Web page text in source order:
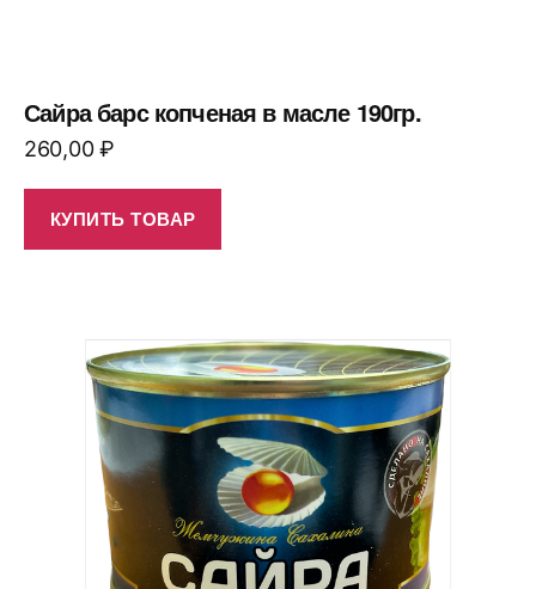
Сайра барс копченая в масле 190гр.
260,00₽
КУПИТЬ ТОВАР